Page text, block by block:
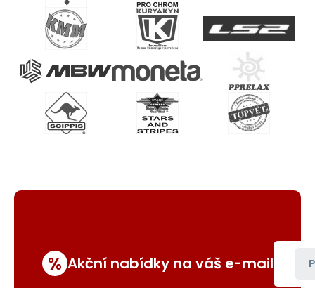
% Akční nabídky na váš e-mail